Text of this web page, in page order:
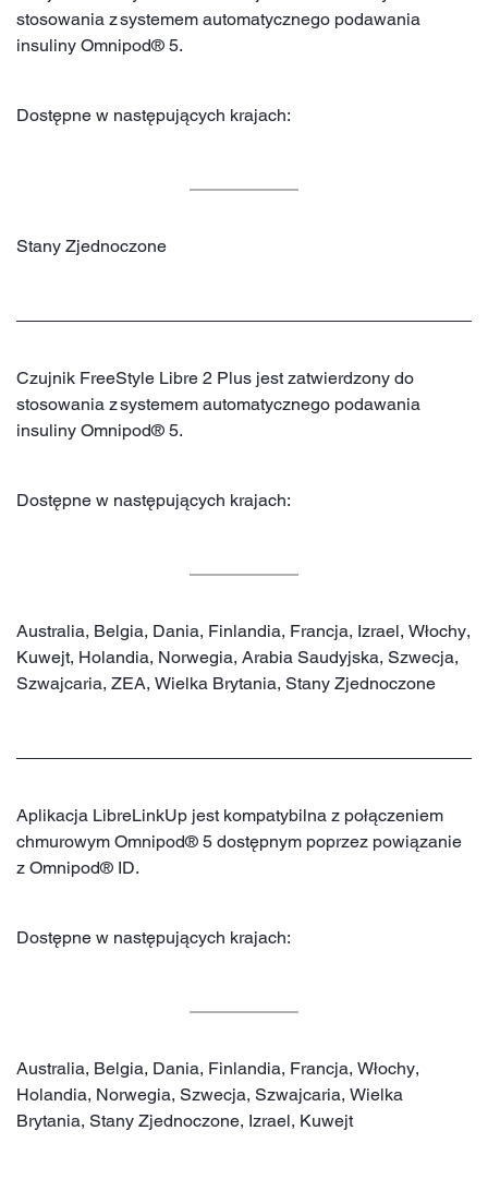
stosowania z systemem automatycznego podawania
insuliny Omnipod® 5.
Dostępne w następujących krajach:
Stany Zjednoczone
Czujnik FreeStyle Libre 2 Plus jest zatwierdzony do
stosowania z systemem automatycznego podawania
insuliny Omnipod® 5.
Dostępne w następujących krajach:
Australia, Belgia, Dania, Finlandia, Francja, Izrael, Włochy,
Kuwejt, Holandia, Norwegia, Arabia Saudyjska, Szwecja,
Szwajcaria, ZEA, Wielka Brytania, Stany Zjednoczone
Aplikacja LibreLinkUp jest kompatybilna z połączeniem
chmurowym Omnipod® 5 dostępnym poprzez powiązanie
z Omnipod® ID.
Dostępne w następujących krajach:
Australia, Belgia, Dania, Finlandia, Francja, Włochy,
Holandia, Norwegia, Szwecja, Szwajcaria, Wielka
Brytania, Stany Zjednoczone, Izrael, Kuwejt